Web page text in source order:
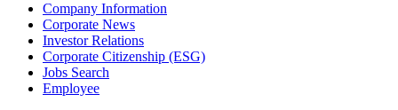
Company Information
Corporate News
Investor Relations
Corporate Citizenship (ESG)
Jobs Search
Employee